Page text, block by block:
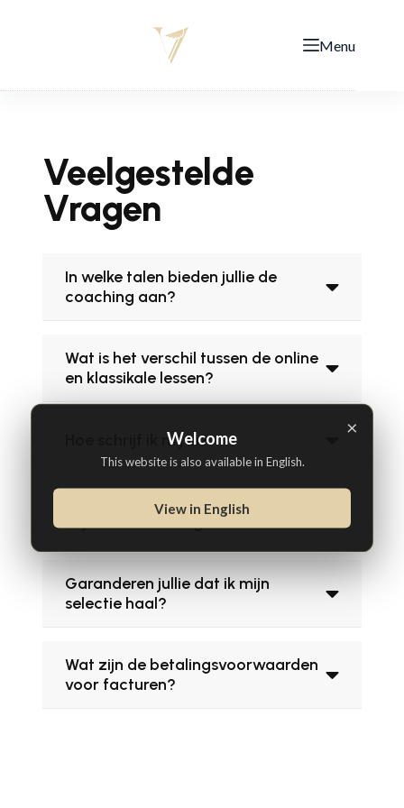
Menu
Veelgestelde
Vragen
In welke talen bieden jullie de
coaching aan?
Wat is het verschil tussen de online
en klassikale lessen?
Hoe schrijf ik mij in?
Hoever op voorhand begin ik met
Garanderen jullie dat ik mijn
selectie haal?
Wat zijn de betalingsvoorwaarden
voor facturen?
×
Welcome
This website is also available in English.
View in English